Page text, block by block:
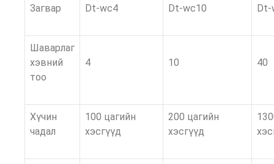
Загвар Dt-wc4 Dt-wc10 Dt-
Шаварлаг
хэвний
тоо
4 10 40
Хүчин
чадал
100 цагийн
хэсгүүд
200 цагийн
хэсгүүд